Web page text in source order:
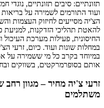
תזונתיים: סיבים תזונתיים, נוגדי
ועוד התורמים לשמירה על בריאות
הצ'יה מסייעים לחיזוק העצמות
להאטת תהליכי הזדקנות, למניעת
החיסונית, פעילות מערכת העיכול
במחלות שונות ועוד. כיום, זרעי
במיוחד בקרב כל מי ששמירה על
אותם בסופרמרקטים, בשווקים
זרעי צ'יה מחיר – מגוון רחב
משתלמים